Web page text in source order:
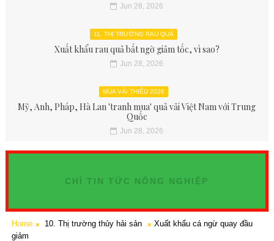
Jun 28, 2026
11. THỊ TRƯỜNG RAU QUẢ
Xuất khẩu rau quả bất ngờ giảm tốc, vì sao?
Jun 28, 2026
MÙA VẢI THIỀU 2026
Mỹ, Anh, Pháp, Hà Lan 'tranh mua' quả vải Việt Nam với Trung
Quốc
Jun 28, 2026
CHỈ TIN TỨC NÔNG NGHIỆP
Home 10. Thị trường thủy hải sản
Xuất khẩu cá ngừ quay đầu
giảm